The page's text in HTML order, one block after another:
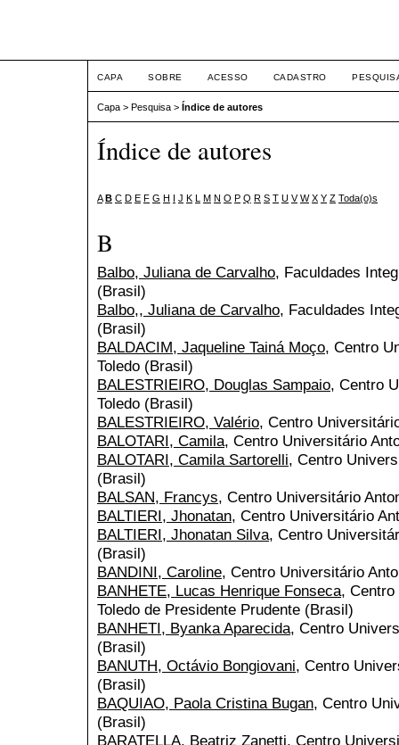
CAPA SOBRE ACESSO CADASTRO
Capa > Pesquisa > Índice de autores
Índice de autores
A B C D E F G H I J K L M N O P Q R S T U V W X Y Z Toda(o)s
B
Balbo, Juliana de Carvalho, Faculdades
(Brasil)
Balbo,, Juliana de Carvalho, Faculdades
(Brasil)
BALDACIM, Jaqueline Tainá Moço, Centro
Toledo (Brasil)
BALESTRIEIRO, Douglas Sampaio, Centro
Toledo (Brasil)
BALESTRIEIRO, Valério, Centro
BALOTARI, Camila, Centro Universitário
BALOTARI, Camila Sartorelli, Centro
(Brasil)
BALSAN, Francys, Centro Universitário
BALTIERI, Jhonatan, Centro Universitário
BALTIERI, Jhonatan Silva, Centro
(Brasil)
BANDINI, Caroline, Centro Universitário
BANHETE, Lucas Henrique Fonseca, Centro
Toledo de Presidente Prudente (Brasil)
BANHETI, Byanka Aparecida, Centro
(Brasil)
BANUTH, Octávio Bongiovani, Centro
(Brasil)
BAQUIAO, Paola Cristina Bugan, Centro
(Brasil)
BARATELLA, Beatriz Zanetti, Centro